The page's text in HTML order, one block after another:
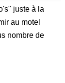
juste à la
au motel
nombre de